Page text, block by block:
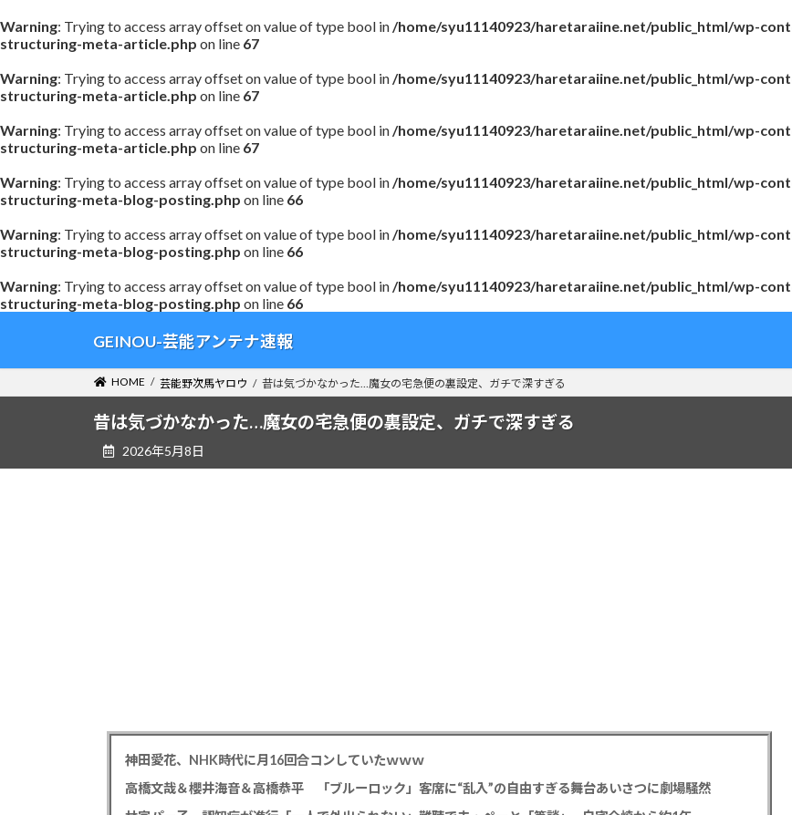
Warning: Trying to access array offset on value of type bool in/home/syu11140923/haretaraiine.net/public_html/wp-
structuring-meta-article.php on line 67
Warning: Trying to access array offset on value of type bool in/home/syu11140923/haretaraiine.net/public_html/wp-
structuring-meta-article.php on line 67
Warning: Trying to access array offset on value of type bool in/home/syu11140923/haretaraiine.net/public_html/wp-
structuring-meta-article.php on line 67
Warning: Trying to access array offset on value of type bool in/home/syu11140923/haretaraiine.net/public_html/wp-
structuring-meta-blog-posting.php on line 66
Warning: Trying to access array offset on value of type bool in/home/syu11140923/haretaraiine.net/public_html/wp-
structuring-meta-blog-posting.php on line 66
Warning: Trying to access array offset on value of type bool in/home/syu11140923/haretaraiine.net/public_html/wp-
structuring-meta-blog-posting.php on line 66
テ
ゲ
GEINOU-芸能アンテナ速報
HOME 芸能野次馬ヤロウ 昔は気づかなかった…魔女の宅急便の裏設定、ガチで深すぎる
昔は気づかなかった…魔女の宅急便の裏設定、ガチで深すぎる
2026年5月8日
神田愛花、NHK時代に月16回合コンしていたｗｗｗ
高橋文哉＆櫻井海音＆高橋恭平 「ブルーロック」客席に“乱入”の自由すぎる舞台あいさつに劇場騒然